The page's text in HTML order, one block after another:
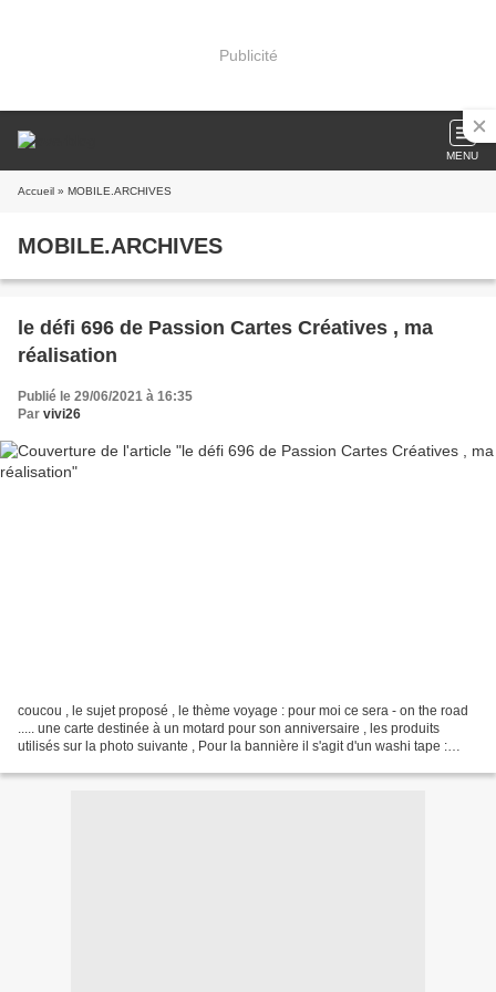
Publicité
MENU
Accueil » MOBILE.ARCHIVES
MOBILE.ARCHIVES
le défi 696 de Passion Cartes Créatives , ma
réalisation
Publié le 29/06/2021 à 16:35
Par vivi26
coucou , le sujet proposé , le thème voyage : pour moi ce sera - on the road
..... une carte destinée à un motard pour son anniversaire , les produits
utilisés sur la photo suivante , Pour la bannière il s'agit d'un washi tape :